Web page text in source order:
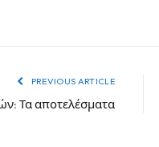
PREVIOUS ARTICLE
Τα αποτελέσματα